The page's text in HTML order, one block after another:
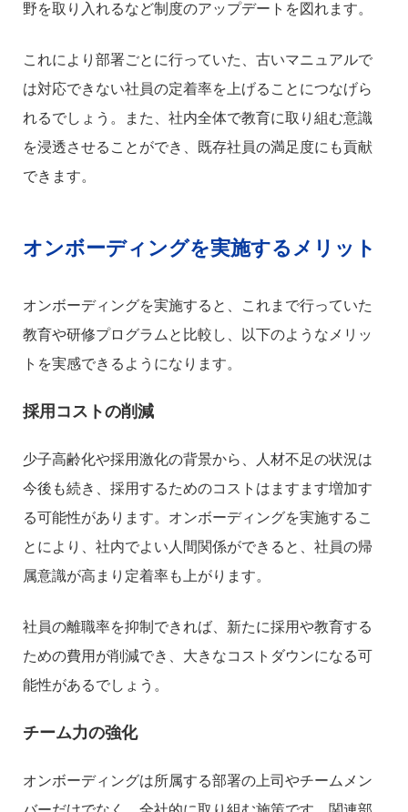
野を取り入れるなど制度のアップデートを図れます。
これにより部署ごとに行っていた、古いマニュアルで
は対応できない社員の定着率を上げることにつなげら
れるでしょう。また、社内全体で教育に取り組む意識
を浸透させることができ、既存社員の満足度にも貢献
できます。
オンボーディングを実施するメリット
オンボーディングを実施すると、これまで行っていた
教育や研修プログラムと比較し、以下のようなメリッ
トを実感できるようになります。
採用コストの削減
少子高齢化や採用激化の背景から、人材不足の状況は
今後も続き、採用するためのコストはますます増加す
る可能性があります。オンボーディングを実施するこ
とにより、社内でよい人間関係ができると、社員の帰
属意識が高まり定着率も上がります。
社員の離職率を抑制できれば、新たに採用や教育する
ための費用が削減でき、大きなコストダウンになる可
能性があるでしょう。
チーム力の強化
オンボーディングは所属する部署の上司やチームメン